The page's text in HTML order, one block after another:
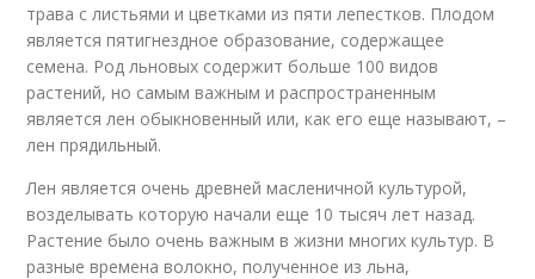
трава с листьями и цветками из пяти лепестков. Плодом
является пятигнездное образование, содержащее
семена. Род льновых содержит больше 100 видов
растений, но самым важным и распространенным
является лен обыкновенный или, как его еще называют, –
лен прядильный.
Лен является очень древней масленичной культурой,
возделывать которую начали еще 10 тысяч лет назад.
Растение было очень важным в жизни многих культур. В
разные времена волокно, полученное из льна,